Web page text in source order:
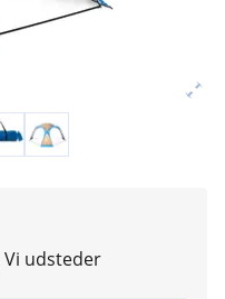
Vi udsteder